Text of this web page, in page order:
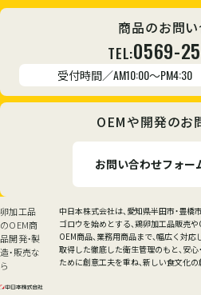
商品のお問
TEL:0569-
受付時間／AM10:00～PM4:30
OEMや開発のお
お問い合わせフォー
卵加工品
のOEM商
品開発・製
造・販売な
ら
中日本株式会社は、愛知県半田市・豊
ゴロウを始めとする、鶏卵加工品販売
OEM商品、業務用商品まで、幅広く対
取得した徹底した衛生管理のもと、安
ために創意工夫を重ね、新しい食文化